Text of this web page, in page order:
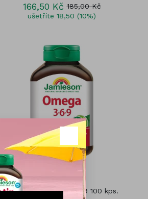
166,50 Kč 185,00 Kč
ušetříte 18,50 (10%)
Jamieson Omega 3-6-9 100 kps.